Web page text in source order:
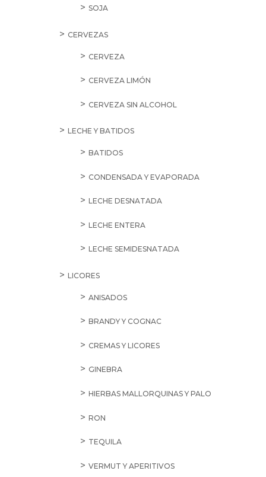
SOJA
CERVEZAS
CERVEZA
CERVEZA LIMÓN
CERVEZA SIN ALCOHOL
LECHE Y BATIDOS
BATIDOS
CONDENSADA Y EVAPORADA
LECHE DESNATADA
LECHE ENTERA
LECHE SEMIDESNATADA
LICORES
ANISADOS
BRANDY Y COGNAC
CREMAS Y LICORES
GINEBRA
HIERBAS MALLORQUINAS Y PALO
RON
TEQUILA
VERMUT Y APERITIVOS